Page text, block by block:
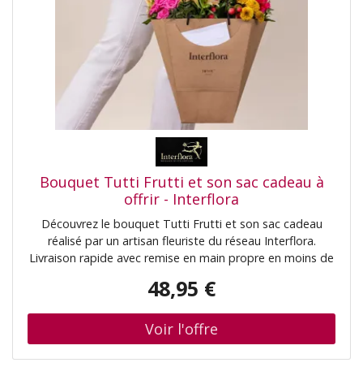
Bouquet Tutti Frutti et son sac cadeau à
offrir - Interflora
Découvrez le bouquet Tutti Frutti et son sac cadeau
réalisé par un artisan fleuriste du réseau Interflora.
Livraison rapide avec remise en main propre en moins de
48,95 €